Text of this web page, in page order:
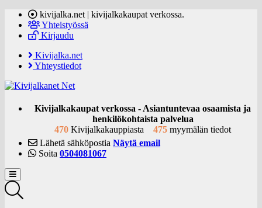
kivijalka.net | kivijalkakaupat verkossa.
Yhteistyössä
Kirjaudu
Kivijalka.net
Yhteystiedot
Kivijalkakaupat verkossa - Asiantuntevaa osaamista ja
henkilökohtaista palvelua
470 Kivijalkakauppiasta 475 myymälän tiedot
Lähetä sähköpostia Näytä email
Soita 0504081067